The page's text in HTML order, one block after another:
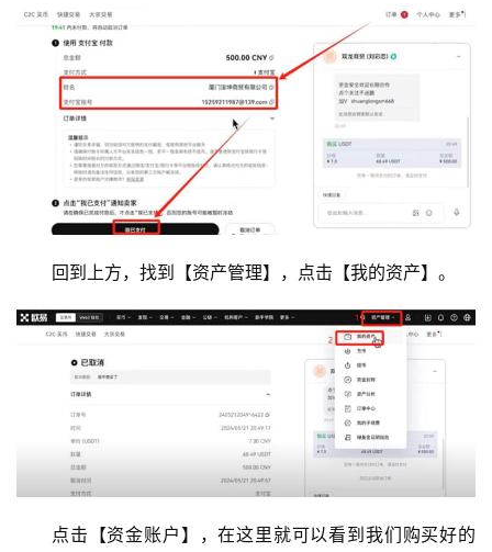
回到上方，找到【资产管理】，点击【我的资产】。
点击【资金账户】，在这里就可以看到我们购买好的